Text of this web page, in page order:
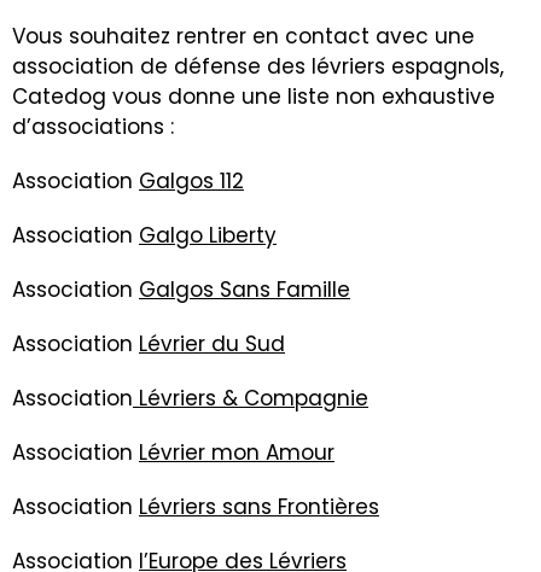
Vous souhaitez rentrer en contact avec une
association de défense des lévriers espagnols,
Catedog vous donne une liste non exhaustive
d’associations :
Association Galgos 112
Association Galgo Liberty
Association Galgos Sans Famille
Association Lévrier du Sud
Association Lévriers & Compagnie
Association Lévrier mon Amour
Association Lévriers sans Frontières
Association l’Europe des Lévriers